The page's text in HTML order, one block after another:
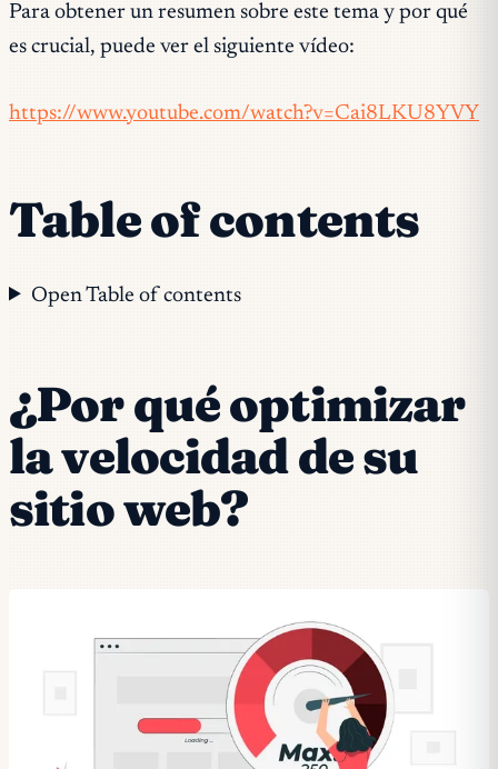
Para obtener un resumen sobre este tema y por qué
es crucial, puede ver el siguiente vídeo:
https://www.youtube.com/watch?v=Cai8LKU8YVY
Table of contents
Open Table of contents
¿Por qué optimizar
la velocidad de su
sitio web?